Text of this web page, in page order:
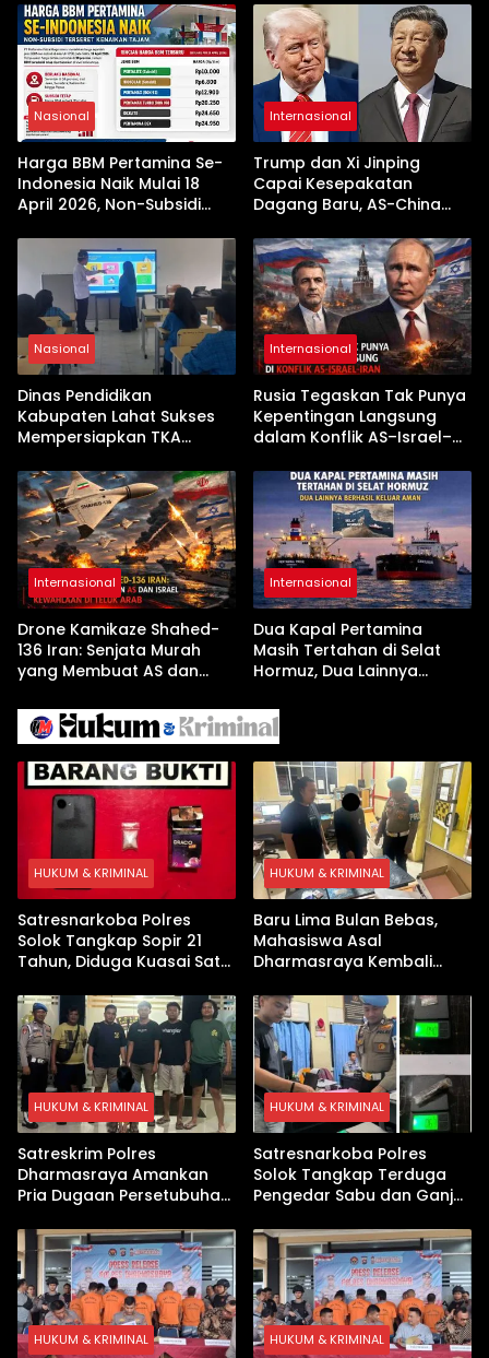
Nasional
Harga BBM Pertamina Se-
Indonesia Naik Mulai 18
April 2026, Non-Subsidi
Internasional
Trump dan Xi Jinping
Capai Kesepakatan
Dagang Baru, AS-China
Jelang Kunjungan Beijing
Nasional
Dinas Pendidikan
Kabupaten Lahat Sukses
Mempersiapkan TKA
Pembekalan Latihan Soal
Tanpa Internet
Internasional
Rusia Tegaskan Tak Punya
Kepentingan Langsung
dalam Konflik AS–Israel–
Internasional
Drone Kamikaze Shahed-
136 Iran: Senjata Murah
yang Membuat AS dan
Arab
Internasional
Dua Kapal Pertamina
Masih Tertahan di Selat
Hormuz, Dua Lainnya
HUKUM & KRIMINAL
Satresnarkoba Polres
Solok Tangkap Sopir 21
Tahun, Diduga Kuasai Satu
HUKUM & KRIMINAL
Baru Lima Bulan Bebas,
Mahasiswa Asal
Dharmasraya Kembali
HUKUM & KRIMINAL
Satreskrim Polres
Dharmasraya Amankan
Pria Dugaan Persetubuhan
HUKUM & KRIMINAL
Satresnarkoba Polres
Solok Tangkap Terduga
Pengedar Sabu dan Ganja
HUKUM & KRIMINAL HUKUM & KRIMINAL